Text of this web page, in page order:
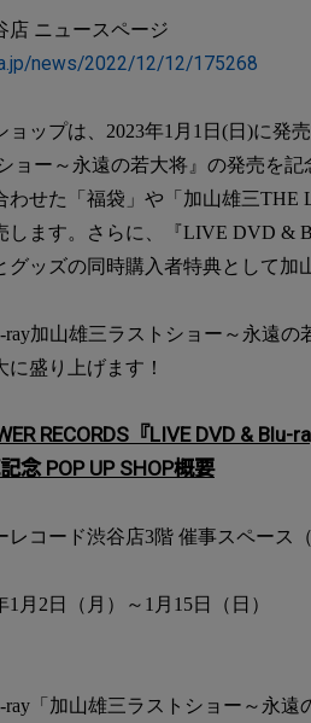
店 ニュースページ
news/2022/12/12/175268
ョップは、2023年1月1日(日)に発
ョー～永遠の若大将』の発売を
わせた「福袋」や「加山雄三THE
します。さらに、『LIVE DVD &
グッズの同時購入者特典として加
ray加山雄三ラストショー～永遠
盛り上げます！
RECORDS『LIVE DVD &
念 POP UP SHOP概要
レコード渋谷店3階 催事スペース
1月2日（月）～1月15日（日）
ray「加山雄三ラストショー～永遠